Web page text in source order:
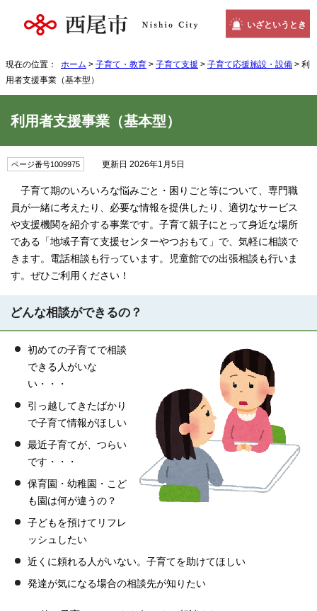
いざというとき
現在の位置： ホーム > 子育て・教育 > 子育て支援 > 子育て応援施設・設備 > 利
用者支援事業（基本型）
利用者支援事業（基本型）
ページ番号1009975 更新日 2026年1月5日
子育て期のいろいろな悩みごと・困りごと等について、専門職
員が一緒に考えたり、必要な情報を提供したり、適切なサービス
や支援機関を紹介する事業です。子育て親子にとって身近な場所
である「地域子育て支援センターやつおもて」で、気軽に相談で
きます。電話相談も行っています。児童館での出張相談も行いま
す。ぜひご利用ください！
どんな相談ができるの？
初めての子育てで相談
できる人がいな
い・・・
引っ越してきたばかり
で子育て情報がほしい
最近子育てが、つらい
です・・・
保育園・幼稚園・こど
も園は何が違うの？
子どもを預けてリフレ
ッシュしたい
近くに頼れる人がいない。子育てを助けてほしい
発達が気になる場合の相談先が知りたい